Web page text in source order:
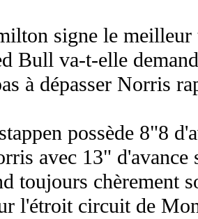
signe le meilleur
Bull va-t-elle
à dépasser Norris
possède 8"8
avec 13"
toujours chèrement
l'étroit circuit de